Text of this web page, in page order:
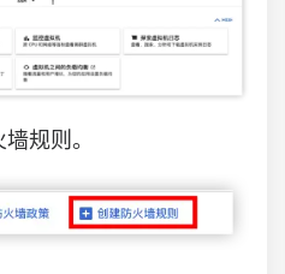
规则。